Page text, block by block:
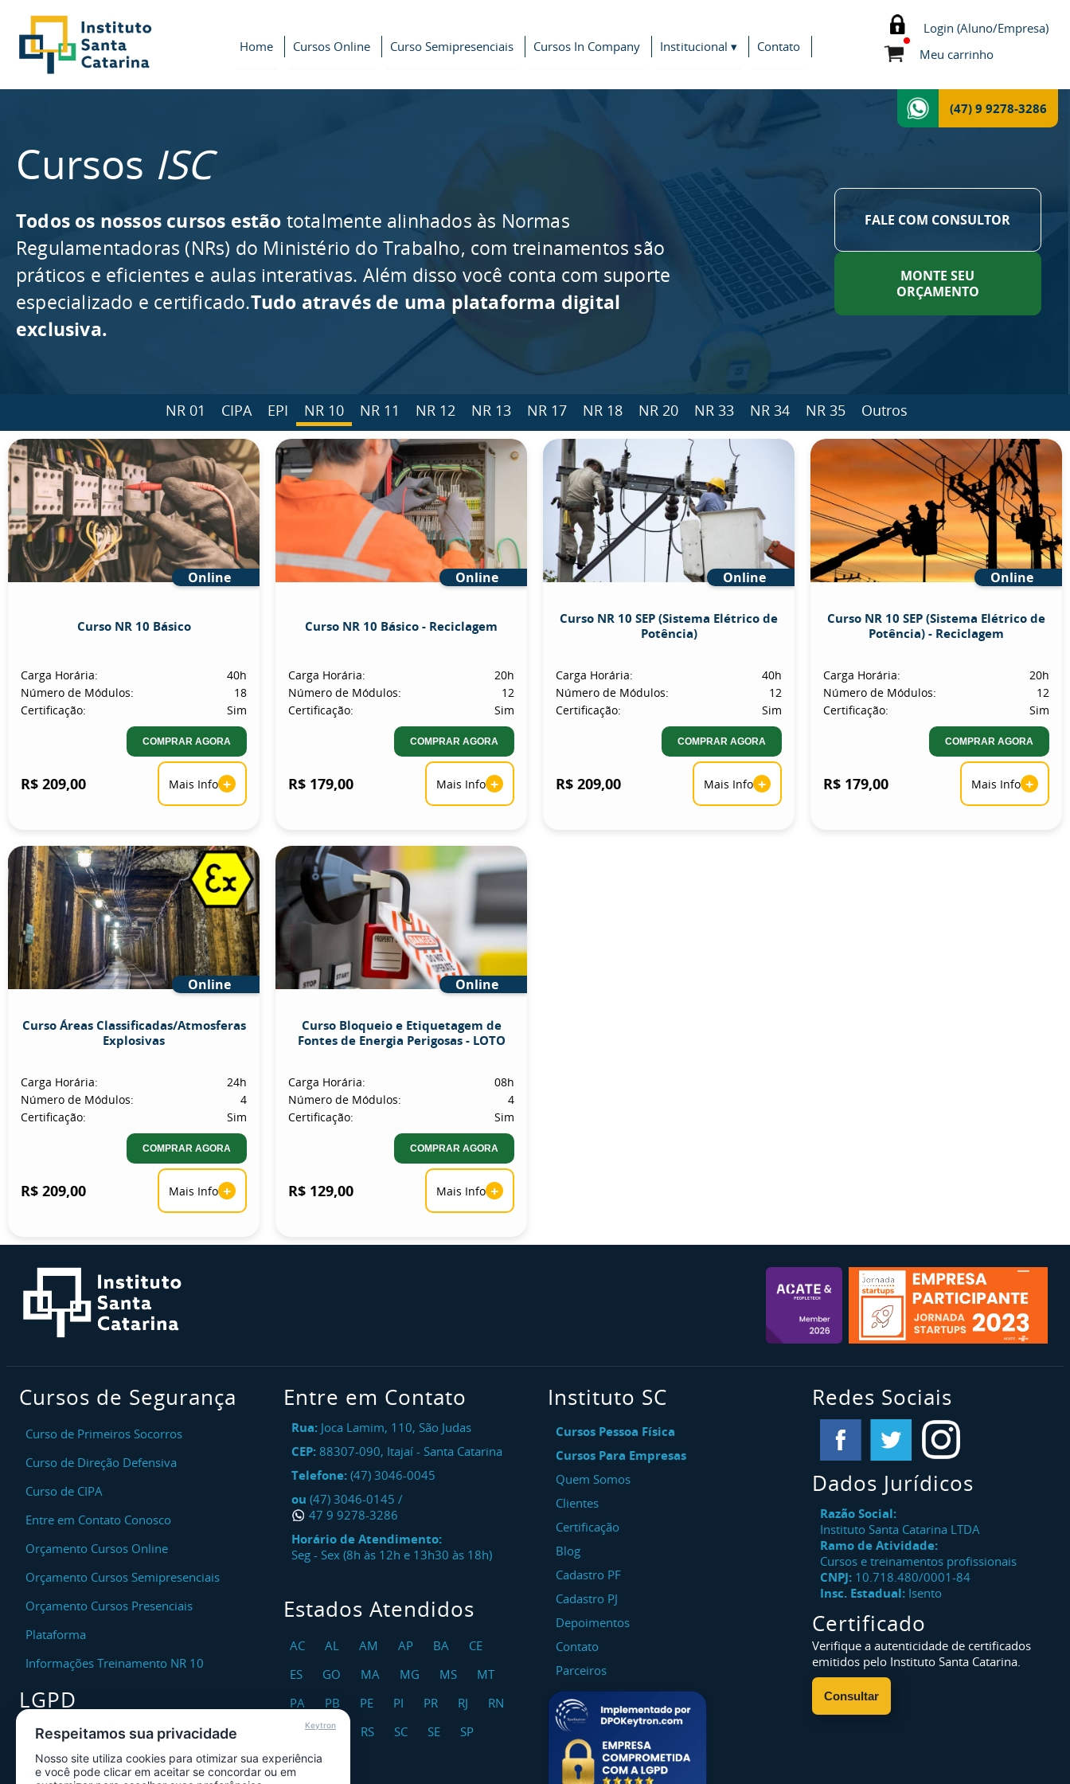
Home Cursos Online Curso Semipresenciais Cursos In Company Institucional ▾ Contato
Login (Aluno/Empresa)
Meu carrinho
(47) 9 9278-3286
Cursos ISC
Todos os nossos cursos estão totalmente alinhados às Normas
Regulamentadoras (NRs) do Ministério do Trabalho, com treinamentos são
práticos e eficientes e aulas interativas. Além disso você conta com suporte
especializado e certificado.Tudo através de uma plataforma digital
exclusiva.
FALE COM CONSULTOR
MONTE SEU
ORÇAMENTO
NR 01 CIPA EPI NR 10 NR 11 NR 12 NR 13 NR 17 NR 18 NR 20 NR 33 NR 34 NR 35 Outros
Online
Curso NR 10 Básico
Carga Horária:
40h
Número de Módulos:
18
Certificação:
Sim
COMPRAR AGORA
R$ 209,00 Mais Info +
Online
Curso NR 10 Básico - Reciclagem
Carga Horária:
20h
Número de Módulos:
12
Certificação:
Sim
COMPRAR AGORA
R$ 179,00 Mais Info +
Online
Curso NR 10 SEP (Sistema Elétrico de
Potência)
Carga Horária:
40h
Número de Módulos:
12
Certificação:
Sim
COMPRAR AGORA
R$ 209,00 Mais Info +
Online
Curso NR 10 SEP (Sistema Elétrico de
Potência) - Reciclagem
Carga Horária:
20h
Número de Módulos:
12
Certificação:
Sim
COMPRAR AGORA
R$ 179,00 Mais Info +
Online
Curso Áreas Classificadas/Atmosferas
Explosivas
Carga Horária:
24h
Número de Módulos:
4
Certificação:
Sim
COMPRAR AGORA
R$ 209,00 Mais Info +
Online
Curso Bloqueio e Etiquetagem de
Fontes de Energia Perigosas - LOTO
Carga Horária:
08h
Número de Módulos:
4
Certificação:
Sim
COMPRAR AGORA
R$ 129,00 Mais Info +
Cursos de Segurança
Curso de Primeiros Socorros
Curso de Direção Defensiva
Curso de CIPA
Entre em Contato Conosco
Orçamento Cursos Online
Orçamento Cursos Semipresenciais
Orçamento Cursos Presenciais
Plataforma
Informações Treinamento NR 10
LGPD
Encarregado DPO
Canal de Atendimento ao Titular dos
Dados
Entre em Contato
Rua: Joca Lamim, 110, São Judas
CEP: 88307-090, Itajaí - Santa Catarina
Telefone: (47) 3046-0045
ou (47) 3046-0145 /
47 9 9278-3286
Horário de Atendimento:
Seg - Sex (8h às 12h e 13h30 às 18h)
Estados Atendidos
AC AL AM AP BA
CE
ES
GO MA MG MS
MT
PA
PB PE PI PR RJ
RN
RO
RR RS SC SE
SP
TO
Instituto SC
Cursos Pessoa Física
Cursos Para Empresas
Quem Somos
Clientes
Certificação
Blog
Cadastro PF
Cadastro PJ
Depoimentos
Contato
Parceiros
Redes Sociais
Dados Jurídicos
Razão Social:
Instituto Santa Catarina LTDA
Ramo de Atividade:
Cursos e treinamentos profissionais
CNPJ: 10.718.480/0001-84
Insc. Estadual: Isento
Certificado
Verifique a autenticidade de certificados
emitidos pelo Instituto Santa Catarina.
Consultar
Keytron
Respeitamos sua privacidade
Nosso site utiliza cookies para otimizar sua experiência
e você pode clicar em aceitar se concordar ou em